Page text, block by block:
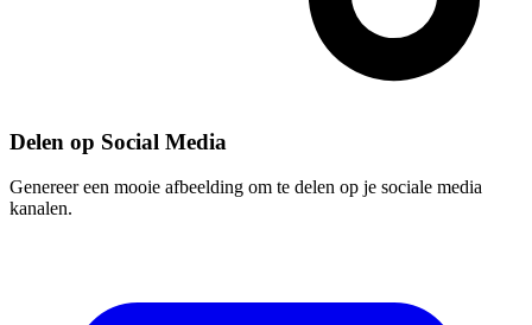
Delen op Social Media
Genereer een mooie afbeelding om te delen op je sociale media
kanalen.